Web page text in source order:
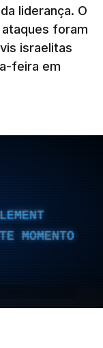
liderança. O
foram
israelitas
feira em
MOMENTO